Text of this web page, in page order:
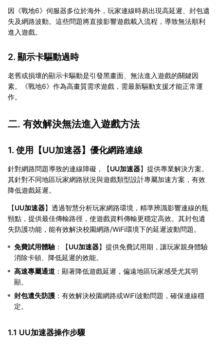
因《戰地6》伺服器多位於海外，玩家連線時易出現高延遲、封包遺
失及網路波動。這些問題將直接影響遊戲載入流程，導致無法順利
進入遊戲。
2. 顯示卡驅動過時
老舊或損壞的顯示卡驅動是引發黑畫面、無法進入遊戲的關鍵因
素。《戰地6》作為高畫質需求遊戲，需最新驅動支援才能正常運
作。
二. 有效解決無法進入遊戲方法
1. 使用【UU加速器】優化網路連線
針對網路問題導致的連線障礙，【UU加速器】提供專業解決方案。
其針對不同地區玩家網路狀況與遊戲類型設計專屬加速方案，有效
降低遊戲延遲。
【UU加速器】透過智慧分析玩家網路環境，精準辨識影響連線的瓶
頸點，提供最佳傳輸路徑，使遊戲資料傳輸更穩定高效。其封包遺
失防護功能，能有效解決校園網路/WiFi環境下的延遲波動問題。
免費試用體驗 ：【UU加速器】提供免費試用期，讓玩家親身體驗
消除卡頓、降低延遲的效能。
高速專屬通道 ：顯著降低遊戲延遲，偏遠地區玩家感受尤其明
顯。
封包遺失防護 ：有效解決校園網路或WiFi波動問題，確保連線穩
定。
1.1 UU加速器操作步驟